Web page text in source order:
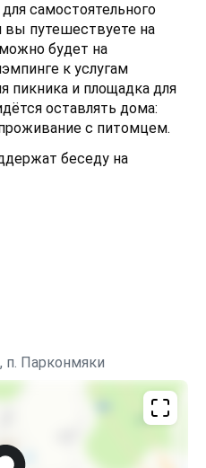
самостоятельного
вы путешествуете на
будет на
к услугам
пикника и площадка для
оставлять дома:
с питомцем.
беседу на
п. Парконмяки